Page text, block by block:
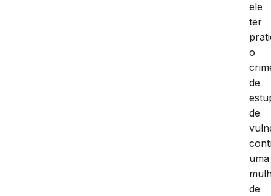
ele
ter
o
de
de
uma
de